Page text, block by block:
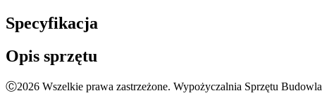
Specyfikacja
Opis sprzętu
Ⓒ2026 Wszelkie prawa zastrzeżone. Wypożyczalnia Sprzętu